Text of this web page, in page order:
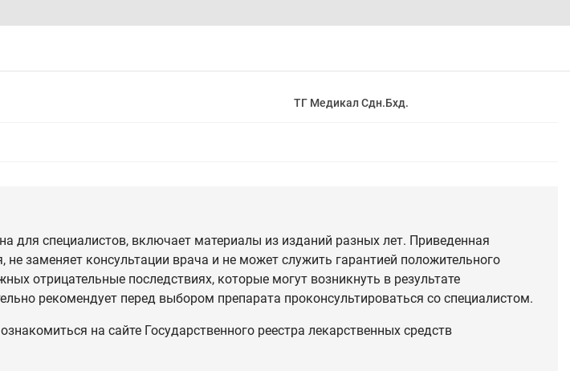
ТГ Медикал Сдн.Бхд.
для специалистов, включает материалы из изданий разных лет. Приведенная
заменяет консультации врача и не может служить гарантией положительного
отрицательные последствиях, которые могут возникнуть в результате
рекомендует перед выбором препарата проконсультироваться со специалистом.
на сайте Государственного реестра лекарственных средств